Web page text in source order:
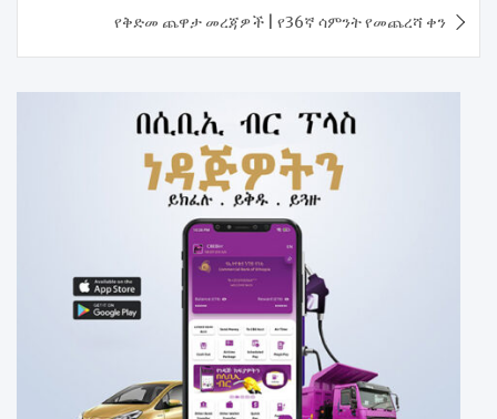
የቅድመ ጨዋታ መረጃዎች | የ36ኛ ሳምንት የመጨረሻ ቀን